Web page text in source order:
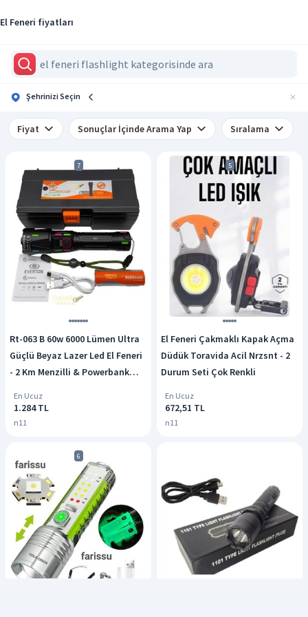
El Feneri fiyatları
Şehrinizi Seçin
Fiyat Sonuçlar İçinde Arama Yap Sıralama
7
Rt-063 B 60w 6000 Lümen Ultra
Güçlü Beyaz Lazer Led El Feneri
- 2 Km Menzilli & Powerbank
En Ucuz
1.284 TL
n11
5
El Feneri Çakmaklı Kapak Açma
Düdük Toravida Acil Nrzsnt - 2
Durum Seti Çok Renkli
En Ucuz
672,51 TL
n11
6